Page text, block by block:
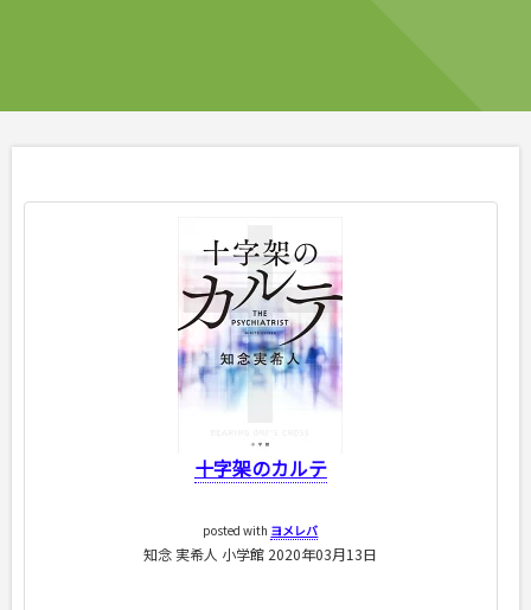
十字架のカルテ
posted with ヨメレバ
知念 実希人 小学館 2020年03月13日